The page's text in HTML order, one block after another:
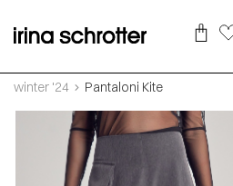
winter '24 Pantaloni Kite